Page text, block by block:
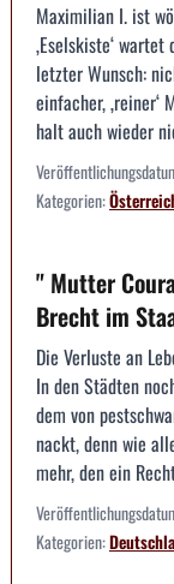
Maximilian I. ist
‚Eselskiste‘
letzter Wunsch:
einfacher, ‚reiner‘
halt auch wieder
Kategorien:
" Mutter
Brecht im
Die Verluste an
In den Städten
dem von
nackt, denn wie
mehr, den ein
Kategorien: